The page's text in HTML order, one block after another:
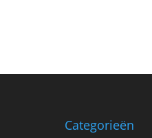
Categorieën